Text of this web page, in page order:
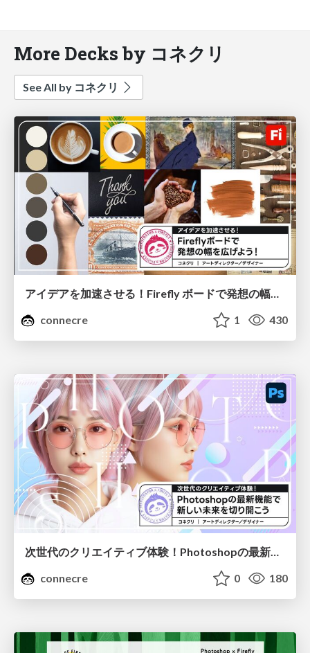
More Decks by コネクリ
See All by コネクリ
アイデアを加速させる！Firefly ボードで発想の幅を広げよう
connecre
1 430
connecre
0 180